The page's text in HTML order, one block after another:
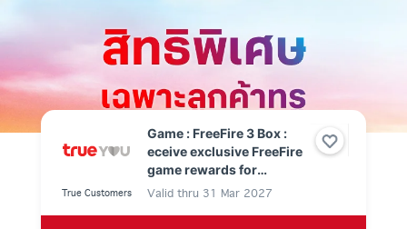
Game : FreeFire 3 Box :
eceive exclusive FreeFire
game rewards for
customers who
True Customers Valid thru 31 Mar 2027